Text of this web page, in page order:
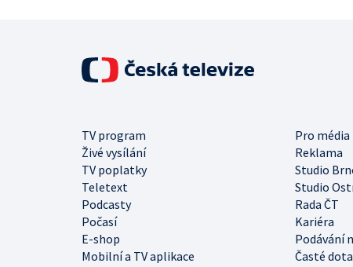
TV program
Pro média
Živé vysílání
Reklama
TV poplatky
Studio
Teletext
Studio
Podcasty
Rada ČT
Počasí
Kariéra
E-shop
Podávání
Mobilní a TV aplikace
Časté